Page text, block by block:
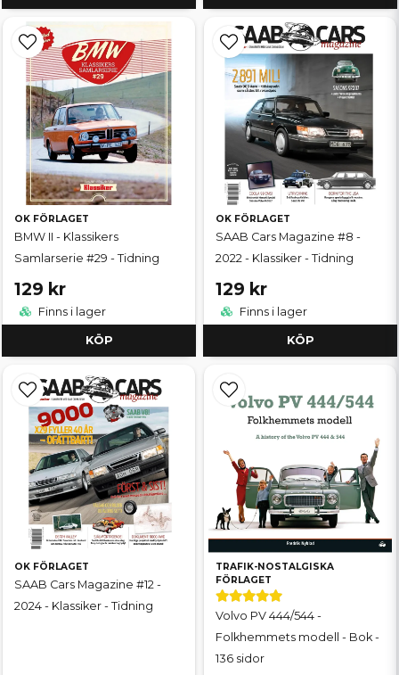
OK FÖRLAGET
BMW II - Klassikers
Samlarserie #29 - Tidning
129 kr
Finns i lager
KÖP
OK FÖRLAGET
SAAB Cars Magazine #8 -
2022 - Klassiker - Tidning
129 kr
Finns i lager
KÖP
OK FÖRLAGET
SAAB Cars Magazine #12 -
2024 - Klassiker - Tidning
TRAFIK-NOSTALGISKA
FÖRLAGET
Volvo PV 444/544 -
Folkhemmets modell - Bok -
136 sidor